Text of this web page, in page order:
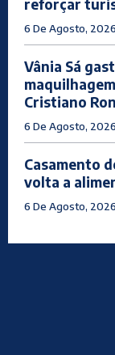
reforçar
6 De Agosto, 2026
Vânia Sá
Cristiano
6 De Agosto, 2026
Casamento
volta a
6 De Agosto, 2026